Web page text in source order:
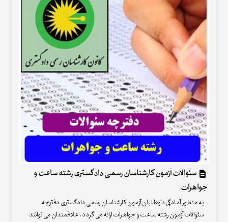
سئوالات آزمون کارشناسان رسمی دادگستری رشته ساعت و
جواهرات
به منظور آمادگی داوطلبان آزمون کارشناسان رسمی دادگستری دفترچه
سئوالات آزمون رشته ساعت و جواهرات ارائه می گردد . علاقمندان می توانند